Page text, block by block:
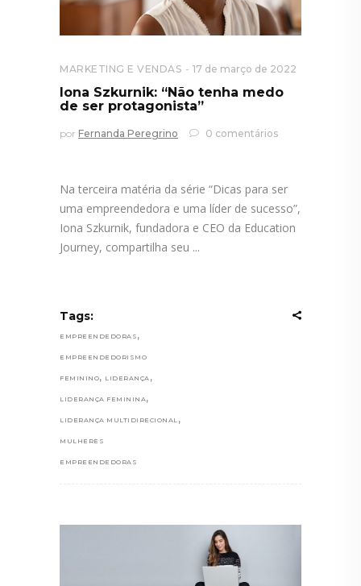
MARKETING E VENDAS 17 de março de 2022
Iona Szkurnik: “Não tenha medo
de ser protagonista”
por Fernanda Peregrino 0 comentários
Na terceira matéria da série “Dicas para ser
uma empreendedora e uma líder de sucesso”,
Iona Szkurnik, fundadora e CEO da Education
Journey, compartilha seu
Tags:
EMPREENDEDORAS ,
EMPREENDEDORISMO
FEMININO, LIDERANÇA ,
LIDERANÇA FEMININA ,
LIDERANÇA MULTIDIRECIONAL ,
MULHERES
EMPREENDEDORAS